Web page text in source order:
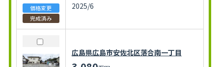
価格変更
完成済み
2025/6
広島県広島市安佐北区落合南一丁目